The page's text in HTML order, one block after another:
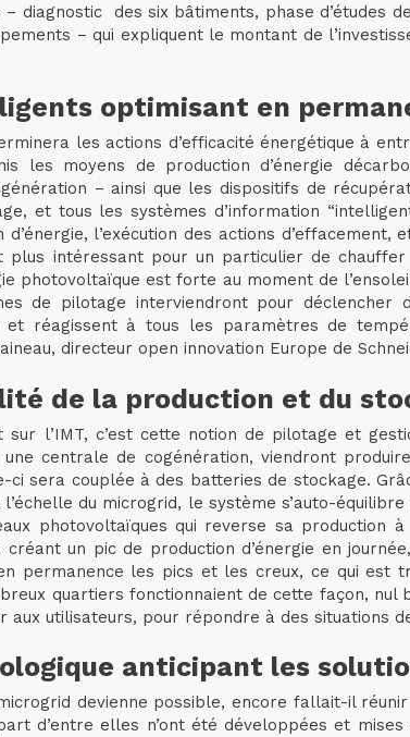
– diagnostic des six bâtiments, phase
– qui expliquent le montant de
optimisant en
les actions d’efficacité énergétique à
les moyens de production d’énergie
– ainsi que les dispositifs de
et tous les systèmes d’information
l’exécution des actions
plus intéressant pour un particulier de
photovoltaïque est forte au moment de
de pilotage interviendront pour déclencher
réagissent à tous les paramètres de
directeur open innovation Europe de
de la production et du
l’IMT, c’est cette notion de pilotage et
une centrale de cogénération, viendront
ci sera couplée à des batteries de stockage.
du microgrid, le système s’auto-
photovoltaïques qui reverse sa production
un pic de production d’énergie en
permanence les pics et les creux, ce qui est
quartiers fonctionnaient de cette façon, nul
utilisateurs, pour répondre à des situations
anticipant les
devienne possible, encore fallait-il
d’entre elles n’ont été développées et